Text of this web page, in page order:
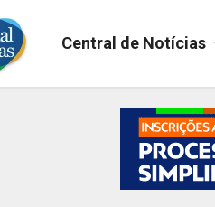
Central de Notícias